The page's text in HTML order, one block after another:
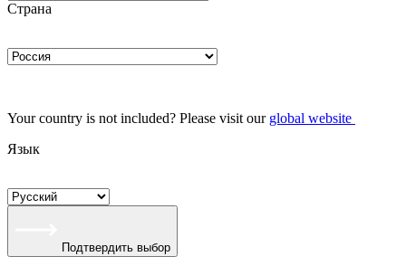
Страна
Your country is not included? Please visit our global website
Язык
Подтвердить выбор